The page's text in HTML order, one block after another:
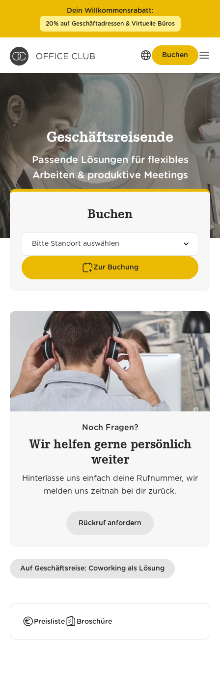
Dein Willkommensrabatt:
20% auf Geschäftadressen & Virtuelle Büros
Buchen
Geschäftsreisende
Passende Lösungen für flexibles
Arbeiten & produktive Meetings
Buchen
Zur Buchung
Noch Fragen?
Wir helfen gerne persönlich
weiter
Hinterlasse uns einfach deine Rufnummer, wir
melden uns zeitnah bei dir zurück.
Rückruf anfordern
Auf Geschäftsreise: Coworking als Lösung
Preisliste Broschüre